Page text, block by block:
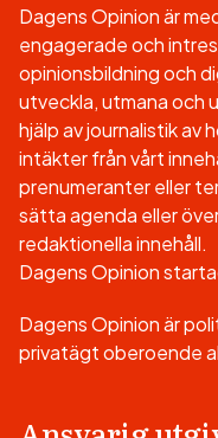
Dagens Opinion är
engagerade och
opinionsbildning och
utveckla, utmana och
hjälp av journalistik av
intäkter från vårt
prenumeranter eller
sätta agenda eller
redaktionella innehåll.
Dagens Opinion
Dagens Opinion är
privatägt oberoende